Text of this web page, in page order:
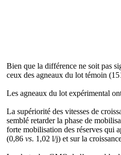
Bien que la différence ne soit pas
ceux des agneaux du lot témoin
Les agneaux du lot expérimental
La supériorité des vitesses de
semblé retarder la phase de
forte mobilisation des réserves qui
(0,86 vs. 1,02 l/j) et sur la